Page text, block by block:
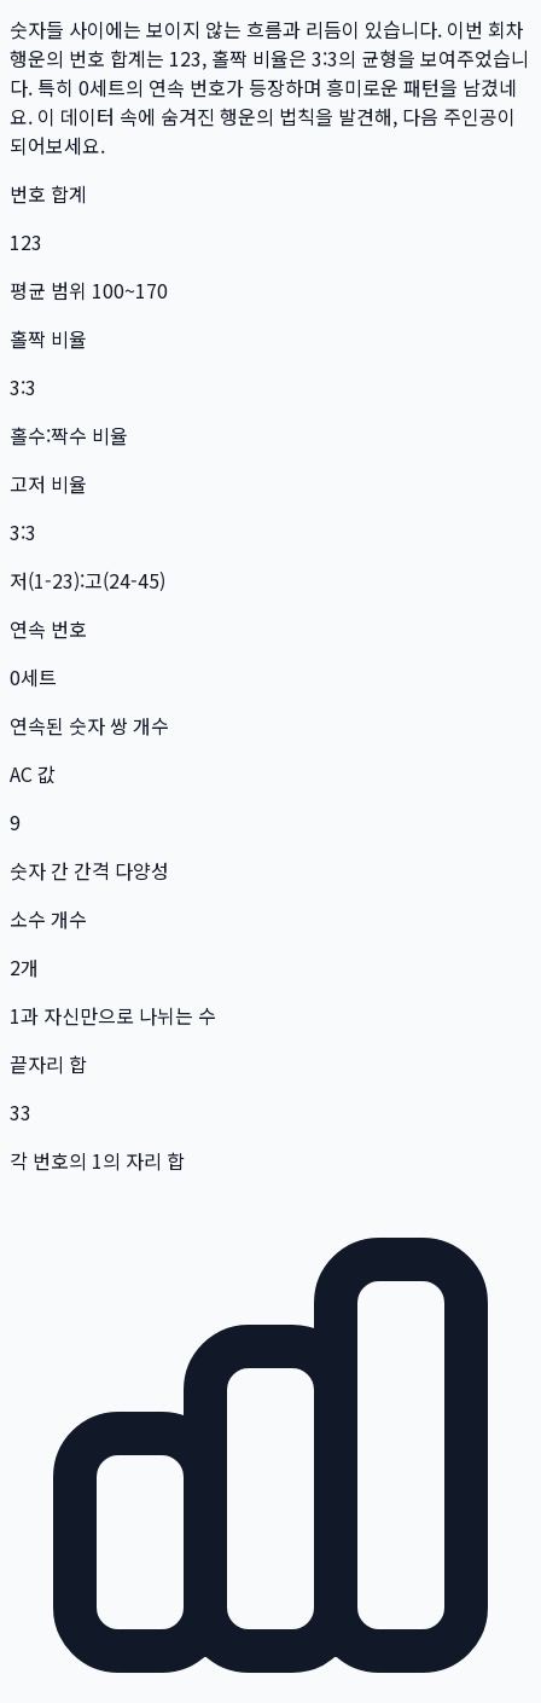
숫자들 사이에는 보이지 않는 흐름과 리듬이 있습니다. 이번 회차
행운의 번호 합계는 123, 홀짝 비율은 3:3의 균형을 보여주었습니
다. 특히 0세트의 연속 번호가 등장하며 흥미로운 패턴을 남겼네
요. 이 데이터 속에 숨겨진 행운의 법칙을 발견해, 다음 주인공이
되어보세요.
번호 합계
123
평균 범위 100~170
홀짝 비율
3:3
홀수:짝수 비율
고저 비율
3:3
저(1-23):고(24-45)
연속 번호
0세트
연속된 숫자 쌍 개수
AC 값
9
숫자 간 간격 다양성
소수 개수
2개
1과 자신만으로 나뉘는 수
끝자리 합
33
각 번호의 1의 자리 합